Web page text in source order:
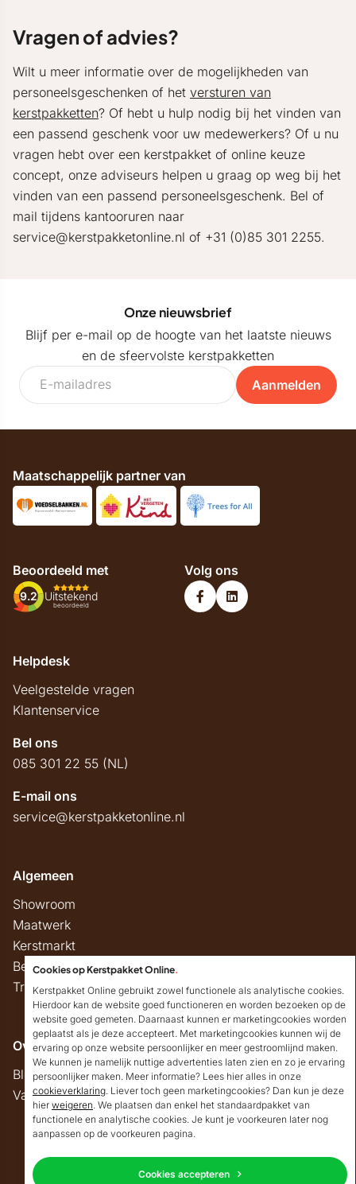
Vragen of advies?
Wilt u meer informatie over de mogelijkheden van
personeelsgeschenken of het versturen van
kerstpakketten? Of hebt u hulp nodig bij het vinden van
een passend geschenk voor uw medewerkers? Of u nu
vragen hebt over een kerstpakket of online keuze
concept, onze adviseurs helpen u graag op weg bij het
vinden van een passend personeelsgeschenk. Bel of
mail tijdens kantooruren naar
service@kerstpakketonline.nl of +31 (0)85 301 2255.
Onze nieuwsbrief
Blijf per e-mail op de hoogte van het laatste nieuws
en de sfeervolste kerstpakketten
Aanmelden
Maatschappelijk partner van
Beoordeeld met
9.2 Uitstekend
beoordeeld
Volg ons
Helpdesk
Veelgestelde vragen
Klantenservice
Bel ons
085 301 22 55 (NL)
E-mail ons
service@kerstpakketonline.nl
Algemeen
Showroom
Maatwerk
Kerstmarkt
Belastingregels
Track & Trace
Overig
Blog
Vacatures
Copyright © 2026 Kerstpakket Online
Goedendag!
Mocht ik je ergens mee
kunnen helpen, dan
verneem ik dat graag.
Cookies op Kerstpakket Online.
Kerstpakket Online gebruikt zowel functionele als analytische cookies.
Hierdoor kan de website goed functioneren en worden bezoeken op de
website goed gemeten. Daarnaast kunnen er marketingcookies worden
geplaatst als je deze accepteert. Met marketingcookies kunnen wij de
ervaring op onze website persoonlijker en meer gestroomlijnd maken.
We kunnen je namelijk nuttige advertenties laten zien en zo je ervaring
persoonlijker maken. Meer informatie? Lees hier alles in onze
cookieverklaring. Liever toch geen marketingcookies? Dan kun je deze
hier weigeren. We plaatsen dan enkel het standaardpakket van
functionele en analytische cookies. Je kunt je voorkeuren later nog
aanpassen op de voorkeuren pagina.
Cookies accepteren